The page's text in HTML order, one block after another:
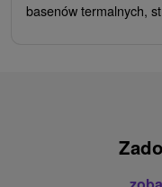
basenów termalnych,